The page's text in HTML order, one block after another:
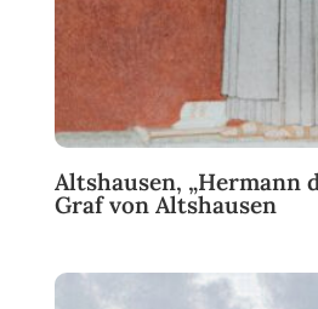
Altshausen, „Hermann
Graf von Altshausen